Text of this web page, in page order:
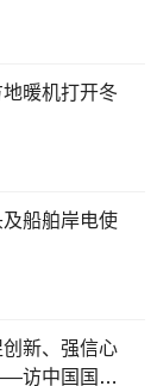
暖机打开冬
船舶岸电使
创新、强信心
访中国国际